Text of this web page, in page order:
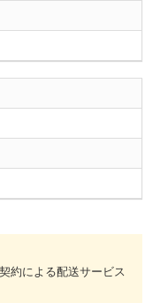
約による配送サービス